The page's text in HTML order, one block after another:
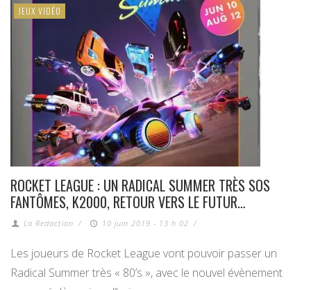
JEUX VIDÉO
ROCKET LEAGUE : UN RADICAL SUMMER TRÈS SOS
FANTÔMES, K2000, RETOUR VERS LE FUTUR…
La Redaction / 10 juin 2019 - 13 h 02 /
Les joueurs de Rocket League vont pouvoir passer un
Radical Summer très « 80’s », avec le nouvel évènement